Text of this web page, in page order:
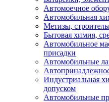
Автомоечное
Автомобильная
Метизы,
Бытовая химия,
Автомобильное
присадки
Автомобильные
Индустриальная
допуском
Автомобильные